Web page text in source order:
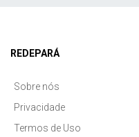
REDEPARÁ
Sobre nós
Privacidade
Termos de Uso